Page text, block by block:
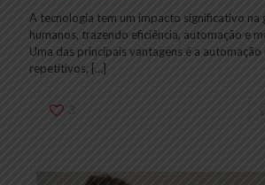
A tecnologia tem um impacto significativo na
humanos, trazendo eficiência, automação e
Uma das principais vantagens é a
repetitivos, […]
3